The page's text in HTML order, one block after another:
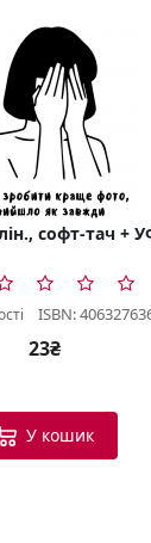
софт-тач +
ISBN:
23₴
У кошик